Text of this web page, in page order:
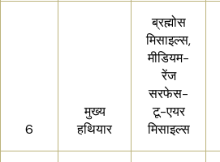
6
मुख्य
हथियार
ब्रह्मोस
मिसाइल्स,
मीडियम-
रेंज
सरफेस-
टू-एयर
मिसाइल्स